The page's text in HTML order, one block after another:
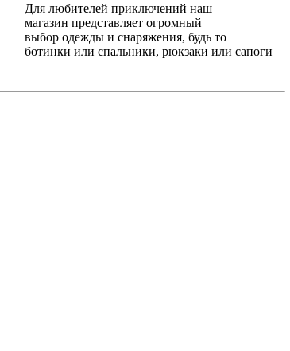
Для любителей приключений наш
магазин представляет огромный
выбор одежды и снаряжения, будь то
ботинки или спальники, рюкзаки или сапоги